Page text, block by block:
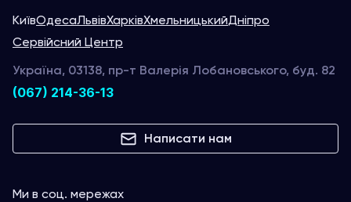
КиївОдесаЛьвівХарківХмельницькийДніпро
Сервійсний Центр
Україна, 03138, пр-т Валерія Лобановського, буд. 82
(067) 214-36-13
Написати нам
Ми в соц. мережах